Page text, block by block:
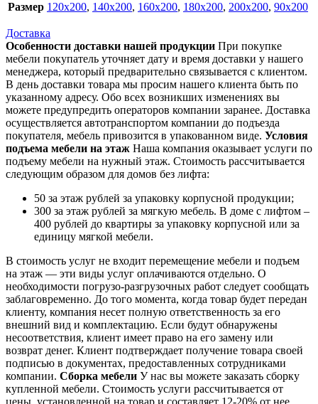
Размер 120х200, 140х200, 160х200, 180х200, 200х200, 90х200
Доставка
Особенности доставки нашей продукции При покупке
мебели покупатель уточняет дату и время доставки у нашего
менеджера, который предварительно связывается с клиентом.
В день доставки товара мы просим нашего клиента быть по
указанному адресу. Обо всех возникших изменениях вы
можете предупредить операторов компании заранее. Доставка
осуществляется автотранспортом компании до подъезда
покупателя, мебель привозится в упакованном виде. Условия
подъема мебели на этаж Наша компания оказывает услуги по
подъему мебели на нужный этаж. Стоимость рассчитывается
следующим образом для домов без лифта:
50 за этаж рублей за упаковку корпусной продукции;
300 за этаж рублей за мягкую мебель. В доме с лифтом –
400 рублей до квартиры за упаковку корпусной или за
единицу мягкой мебели.
В стоимость услуг не входит перемещение мебели и подъем
на этаж — эти виды услуг оплачиваются отдельно. О
необходимости погрузо-разгрузочных работ следует сообщать
заблаговременно. До того момента, когда товар будет передан
клиенту, компания несет полную ответственность за его
внешний вид и комплектацию. Если будут обнаружены
несоответствия, клиент имеет право на его замену или
возврат денег. Клиент подтверждает получение товара своей
подписью в документах, предоставленных сотрудниками
компании. Сборка мебели У нас вы можете заказать сборку
купленной мебели. Стоимость услуги рассчитывается от